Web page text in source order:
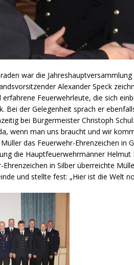
war die
Alexander Speck
Feuerwehrleute, die sich
Bei der Gelegenheit sprach er
bei Bürgermeister Christoph
wenn man uns braucht und wir
das Feuerwehr-Ehrenzeichen
die Hauptfeuerwehrmänner
in Silber überreichte
und stellte fest: „Hier ist die Welt